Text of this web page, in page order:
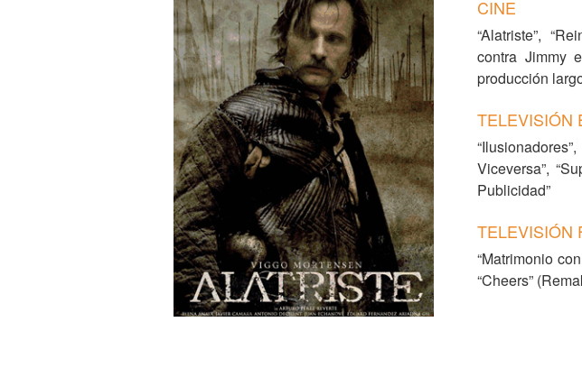
CINE
“Alatriste”,
contra Jimmy
producción
TELEVISIÓN
Viceversa”,
Publicidad”
TELEVISIÓN
“Matrimonio
“Cheers”